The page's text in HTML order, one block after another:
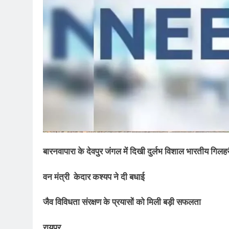
बारनवापारा के देवपुर जंगल में दिखी दुर्लभ विशाल भारतीय
वन मंत्री केदार कश्यप ने दी बधाई
जैव विविधता संरक्षण के प्रयासों को मिली बड़ी सफलता